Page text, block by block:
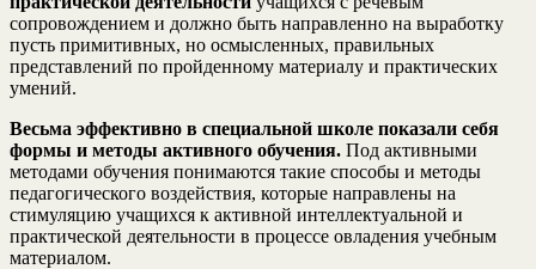
сопровождением и должно быть направленно на выработку
пусть примитивных, но осмысленных, правильных
представлений по пройденному материалу и практических
умений.
Весьма эффективно в специальной школе показали себя
формы и методы активного обучения. Под активными
методами обучения понимаются такие способы и методы
педагогического воздействия, которые направлены на
стимуляцию учащихся к активной интеллектуальной и
практической деятельности в процессе овладения учебным
материалом.